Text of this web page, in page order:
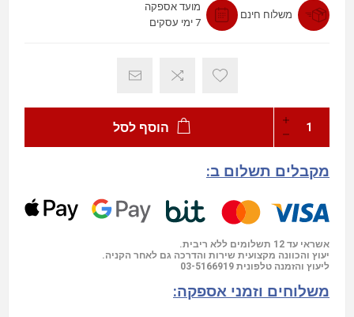
משלוח חינם
מועד אספקה
7 ימי עסקים
הוסף לסל
מקבלים תשלום ב:
אשראי עד 12 תשלומים ללא ריבית.
יעוץ והכוונה מקצועית שירות והדרכה גם לאחר הקניה.
ליעוץ והזמנה טלפונית 03-5166919
משלוחים וזמני אספקה: